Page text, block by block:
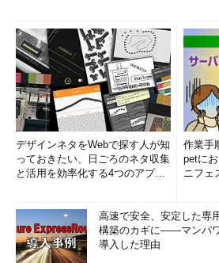
デザインネタをWebで探す人が知
っておきたい、日ごろのネタ収集
と活用を効率化する4つのアプリ
作業手
petに
ニフェ
高速で安全、安定した専
構築のカギに――マンパ
導入した理由